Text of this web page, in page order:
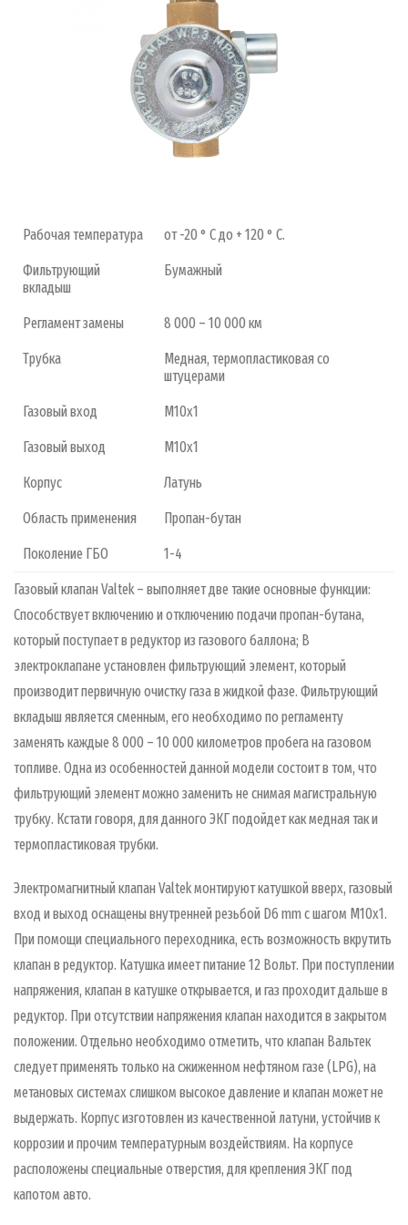
Рабочая температура от -20 ° C до + 120 ° C.
Фильтрующий
вкладыш
Бумажный
Регламент замены 8 000 – 10 000 км
Трубка
Медная, термопластиковая со
штуцерами
Газовый вход М10х1
Газовый выход М10х1
Корпус Латунь
Область применения Пропан-бутан
Поколение ГБО 1-4
Газовый клапан Valtek – выполняет две такие основные функции:
Способствует включению и отключению подачи пропан-бутана,
который поступает в редуктор из газового баллона; В
электроклапане установлен фильтрующий элемент, который
производит первичную очистку газа в жидкой фазе. Фильтрующий
вкладыш является сменным, его необходимо по регламенту
заменять каждые 8 000 – 10 000 километров пробега на газовом
топливе. Одна из особенностей данной модели состоит в том, что
фильтрующий элемент можно заменить не снимая магистральную
трубку. Кстати говоря, для данного ЭКГ подойдет как медная так и
термопластиковая трубки.
Электромагнитный клапан Valtek монтируют катушкой вверх, газовый
вход и выход оснащены внутренней резьбой D6 mm с шагом М10х1.
При помощи специального переходника, есть возможность вкрутить
клапан в редуктор. Катушка имеет питание 12 Вольт. При поступлении
напряжения, клапан в катушке открывается, и газ проходит дальше в
редуктор. При отсутствии напряжения клапан находится в закрытом
положении. Отдельно необходимо отметить, что клапан Вальтек
следует применять только на сжиженном нефтяном газе (LPG), на
метановых системах слишком высокое давление и клапан может не
выдержать. Корпус изготовлен из качественной латуни, устойчив к
коррозии и прочим температурным воздействиям. На корпусе
расположены специальные отверстия, для крепления ЭКГ под
капотом авто.